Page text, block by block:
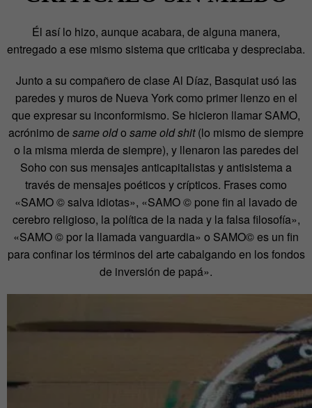
Él así lo hizo, aunque acabara, de alguna manera,
entregado a ese mismo sistema que criticaba y despreciaba.
Junto a su compañero de clase Al Díaz, Basquiat usó las
paredes y muros de Nueva York como primer lienzo en el
que expresar su inconformismo. Se hicieron llamar SAMO,
acrónimo de same oldo same old shit(lo mismo de siempre
o la misma mierda de siempre), y llenaron las paredes del
Soho con sus mensajes anticapitalistas y antisistema a
través de mensajes poéticos y crípticos. Frases como
«SAMO © salva idiotas», «SAMO © pone fin al lavado de
cerebro religioso, la política de la nada y la falsa filosofía»,
«SAMO © por la llamada vanguardia» o SAMO© es un fin
para confinar los términos del arte cabalgando en los fondos
de inversión de papá».